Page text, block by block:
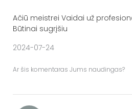
Ačiū meistrei Vaidai už
Būtinai sugrįšiu
2024-07-24
Ar šis komentaras Jums naudingas?